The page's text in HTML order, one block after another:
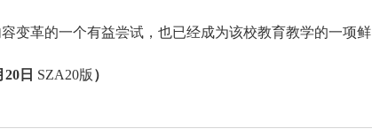
变革的一个有益尝试，也已经成为该校教育教学的一项鲜
20日 SZA20版 ）